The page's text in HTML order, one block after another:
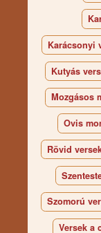
Karácsonyi
Kutyás
Mozgásos
Ovis
Rövid
Szomorú
Versek a